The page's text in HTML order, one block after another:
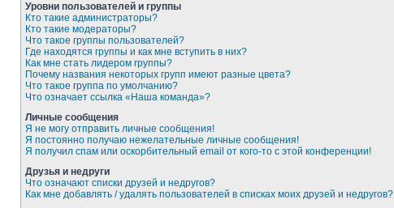
Уровни пользователей и группы
Кто такие администраторы?
Кто такие модераторы?
Что такое группы пользователей?
Где находятся группы и как мне вступить в них?
Как мне стать лидером группы?
Почему названия некоторых групп имеют разные цвета?
Что такое группа по умолчанию?
Что означает ссылка «Наша команда»?
Личные сообщения
Я не могу отправить личные сообщения!
Я постоянно получаю нежелательные личные сообщения!
Я получил спам или оскорбительный email от кого-то с этой конференции!
Друзья и недруги
Что означают списки друзей и недругов?
Как мне добавлять / удалять пользователей в списках моих друзей и недругов?